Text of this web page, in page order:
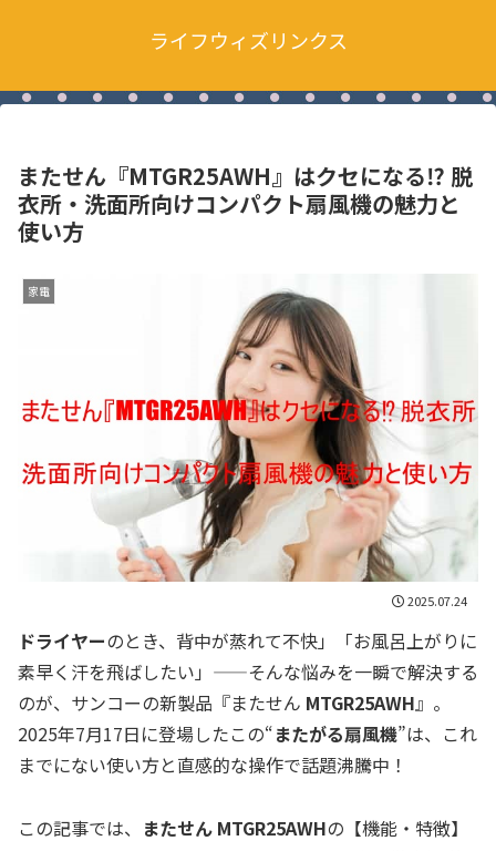
ライフウィズリンクス
またせん『MTGR25AWH』はクセになる⁉ 脱
衣所・洗面所向けコンパクト扇風機の魅力と
使い方
家電
2025.07.24
ドライヤーのとき、背中が蒸れて不快」「お風呂上がりに
素早く汗を飛ばしたい」——そんな悩みを一瞬で解決する
のが、サンコーの新製品『またせん MTGR25AWH』。
2025年7月17日に登場したこの“またがる扇風機”は、これ
までにない使い方と直感的な操作で話題沸騰中！
この記事では、 またせん MTGR25AWHの【機能・特徴】